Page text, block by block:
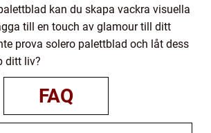
kan du skapa vackra visuella
till en touch av glamour till ditt
prova solero palettblad och låt dess
ditt liv?
FAQ